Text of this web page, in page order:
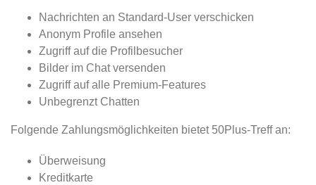
Nachrichten an Standard-User verschicken
Anonym Profile ansehen
Zugriff auf die Profilbesucher
Bilder im Chat versenden
Zugriff auf alle Premium-Features
Unbegrenzt Chatten
Folgende Zahlungsmöglichkeiten bietet 50Plus-Treff an:
Überweisung
Kreditkarte